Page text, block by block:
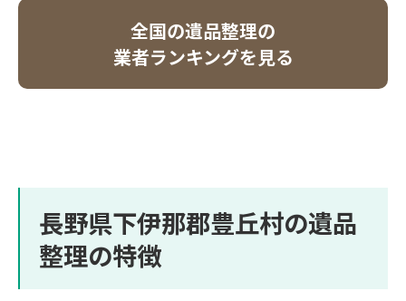
全国の遺品整理の
業者ランキングを見る
長野県下伊那郡豊丘村の遺品
整理の特徴